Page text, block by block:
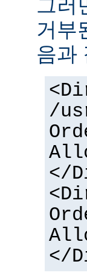
그러
거부
음과
/
</
</